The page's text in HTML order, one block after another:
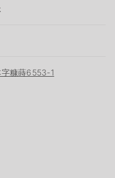
字糠蒔6553-1